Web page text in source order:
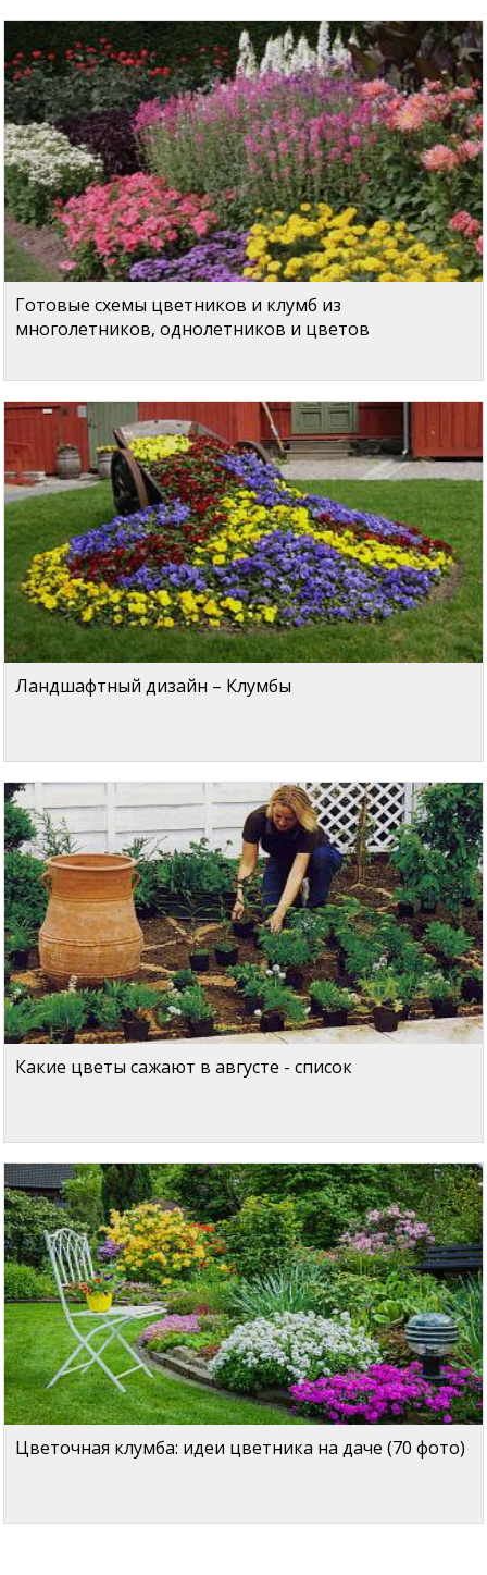
Готовые схемы цветников и клумб из
многолетников, однолетников и цветов
Ландшафтный дизайн – Клумбы
Какие цветы сажают в августе - список
Цветочная клумба: идеи цветника на даче (70 фото)